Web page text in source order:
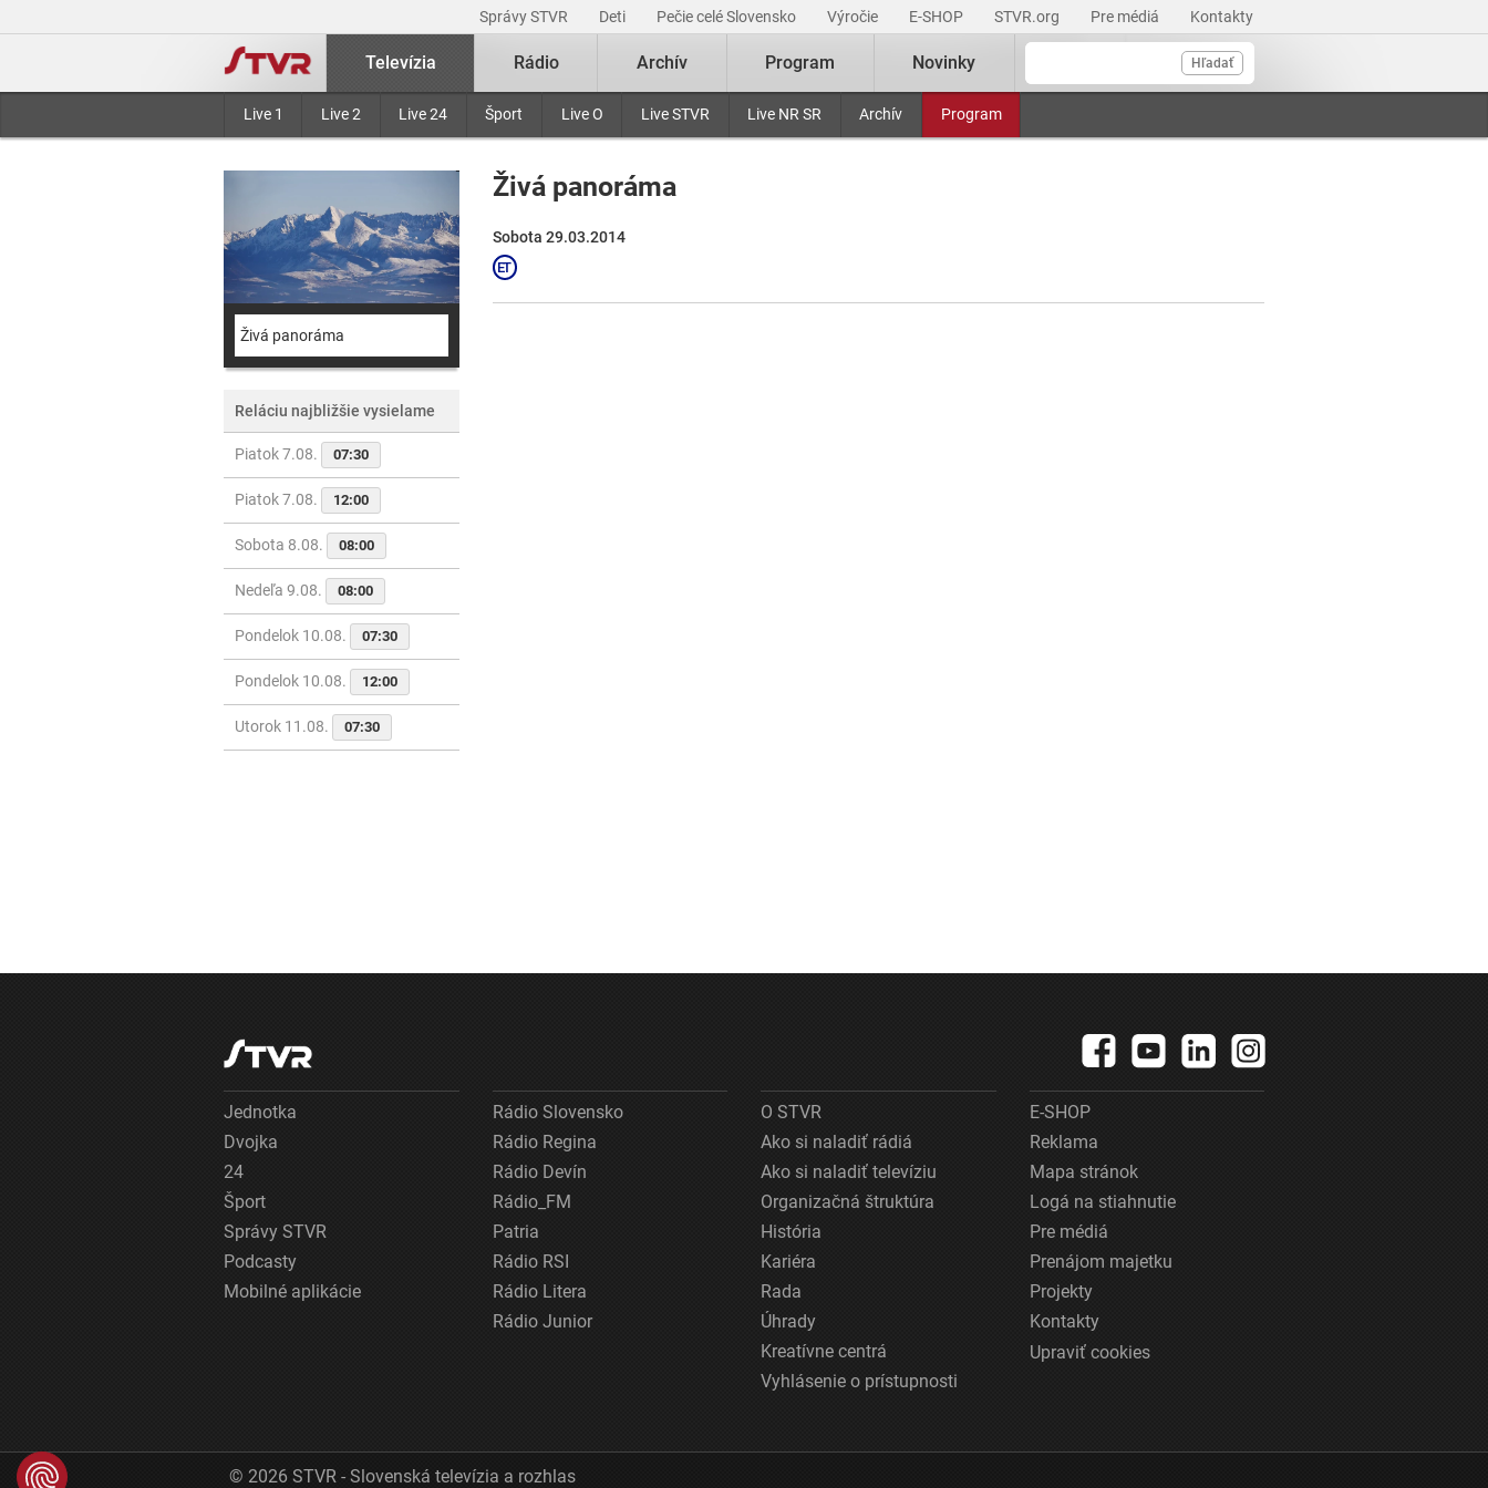
Správy STVR Deti Pečie celé Slovensko Výročie E-SHOP STVR.org Pre médiá Kontakty
Hľadať
Televízia
Live 1 Live 2 Live 24 Šport Live O Live STVR Live NR SR Archív Program
Rádio Archív Program Novinky
Živá panoráma
Reláciu najbližšie vysielame
Piatok 7.08. 07:30
Piatok 7.08. 12:00
Sobota 8.08. 08:00
Nedeľa 9.08. 08:00
Pondelok 10.08. 07:30
Pondelok 10.08. 12:00
Utorok 11.08. 07:30
Živá panoráma
Sobota 29.03.2014
Jednotka
Dvojka
24
Šport
Správy STVR
Podcasty
Mobilné aplikácie
Rádio Slovensko
Rádio Regina
Rádio Devín
Rádio_FM
Patria
Rádio RSI
Rádio Litera
Rádio Junior
O STVR
Ako si naladiť rádiá
Ako si naladiť televíziu
Organizačná štruktúra
História
Kariéra
Rada
Úhrady
Kreatívne centrá
Vyhlásenie o prístupnosti
E-SHOP
Reklama
Mapa stránok
Logá na stiahnutie
Pre médiá
Prenájom majetku
Projekty
Kontakty
Upraviť cookies
© 2026 STVR - Slovenská televízia a rozhlas